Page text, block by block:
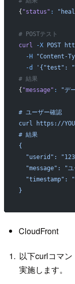
{ "status" :
# POSTテスト
curl -X POST
  -H
"Content-
  -d
'{"test":
# 結果
{ "message" : "デ
# ユーザー確認
curl https://
# 結果
{
"userid":
"message": "ユ
"timestamp":
}
CloudFront
以下curlコマ
実施します。